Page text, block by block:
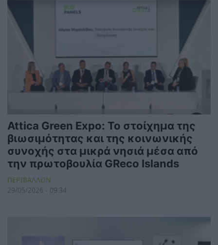
Attica Green Expo: Το στοίχημα της
βιωσιμότητας και της κοινωνικής
συνοχής στα μικρά νησιά μέσα από
την πρωτοβουλία GReco Islands
ΠΕΡΙΒΑΛΛΟΝ
29/05/2026 - 09:34